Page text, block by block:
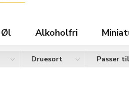
Øl Alkoholfri
Druesort Passer til